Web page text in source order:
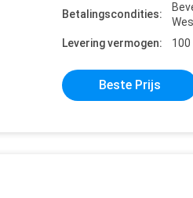
Betalingscondities:
Levering vermogen:
Beste Prijs